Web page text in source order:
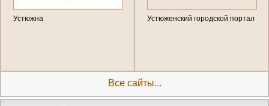
Устюжна Устюженский городской портал
Все сайты...